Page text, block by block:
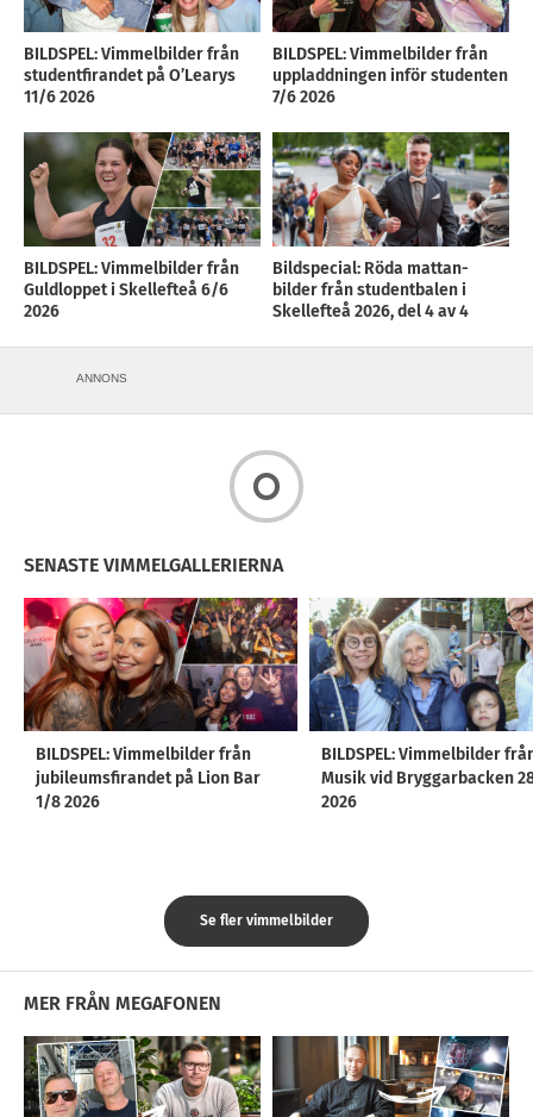
BILDSPEL: Vimmelbilder från
studentfirandet på O’Learys
11/6 2026
BILDSPEL: Vimmelbilder från
uppladdningen inför studenten
7/6 2026
BILDSPEL: Vimmelbilder från
Guldloppet i Skellefteå 6/6
2026
Bildspecial: Röda mattan-
bilder från studentbalen i
Skellefteå 2026, del 4 av 4
ANNONS
SENASTE VIMMELGALLERIERNA
BILDSPEL: Vimmelbilder från
jubileumsfirandet på Lion Bar
1/8 2026
BILDSPEL: Vimmelbilder
Musik vid Bryggarbacken
2026
Se fler vimmelbilder
MER FRÅN MEGAFONEN